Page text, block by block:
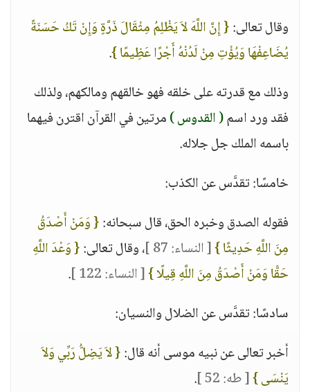
وقال تعالى:{ إِنَّ اللَّهَ لاَ يَظْلِمُ مِثْقَالَ ذَرَّةٍ وَإِنْ تَكُ حَسَنَةً
يُضَاعِفْهَا وَيُؤْتِ مِنْ لَدُنْهُ أَجْرًا عَظِيمًا }.
وذلك مع قدرته على خلقه فهو خالقهم ومالكهم، ولذلك
فقد ورد اسم( القدوس )مرتين في القرآن اقترن فيهما
باسمه الملك جل جلاله.
خامسًا: تقدَّس عن الكذب:
فقوله الصدق وخبره الحق، قال سبحانه:{ وَمَنْ أَصْدَقُ
مِنَ اللَّهِ حَدِيثًا }[ النساء: 87 ] ، وقال تعالى:{ وَعْدَ اللَّهِ
حَ‍قًّا وَمَنْ أَصْدَقُ مِنَ اللَّهِ قِيلًا }[ النساء: 122 ]
.
سادسًا: تقدَّس عن الضلال والنسيان:
أخبر تعالى عن نبيه موسى أنه قال:{ لاَ يَضِلُّ رَبِّي وَلاَ
يَنْسَى }[ طه: 52 ]
.